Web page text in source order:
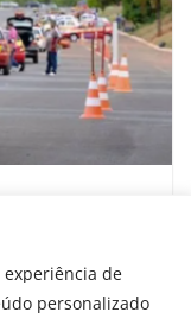
de
personalizado
em 4